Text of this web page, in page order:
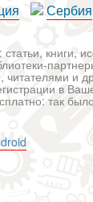
Сербия
книги,
и
в
так